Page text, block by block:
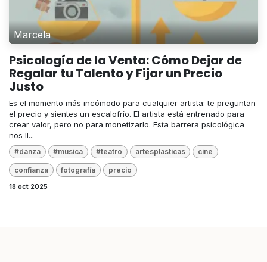
Marcela
Psicología de la Venta: Cómo Dejar de
Regalar tu Talento y Fijar un Precio
Justo
Es el momento más incómodo para cualquier artista: te preguntan
el precio y sientes un escalofrío. El artista está entrenado para
crear valor, pero no para monetizarlo. Esta barrera psicológica
nos ll...
#danza #musica #teatro artesplasticas cine
confianza fotografía precio
18 oct 2025